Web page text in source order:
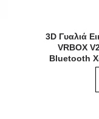
3D Γυαλιά
VRBOX
Bluetooth